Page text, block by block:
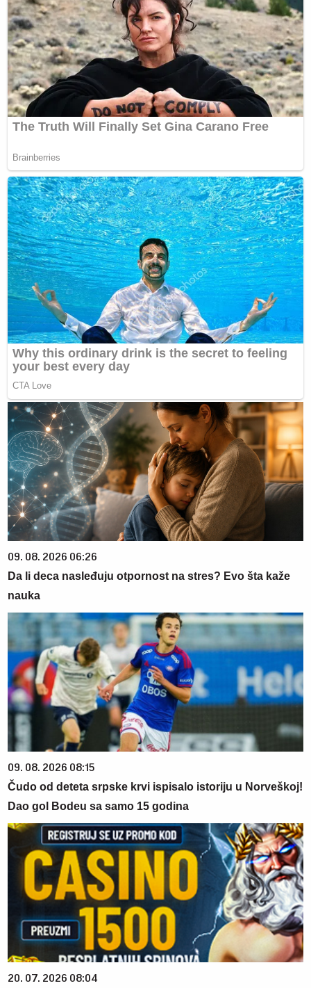
09. 08. 2026 06:26
Da li deca nasleđuju otpornost na stres? Evo šta kaže
nauka
09. 08. 2026 08:15
Čudo od deteta srpske krvi ispisalo istoriju u Norveškoj!
Dao gol Bodeu sa samo 15 godina
20. 07. 2026 08:04